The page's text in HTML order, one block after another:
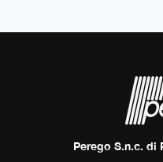
Perego S.n.c. di